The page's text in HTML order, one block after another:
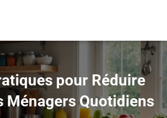
pour Réduire
Ménagers Quotidiens